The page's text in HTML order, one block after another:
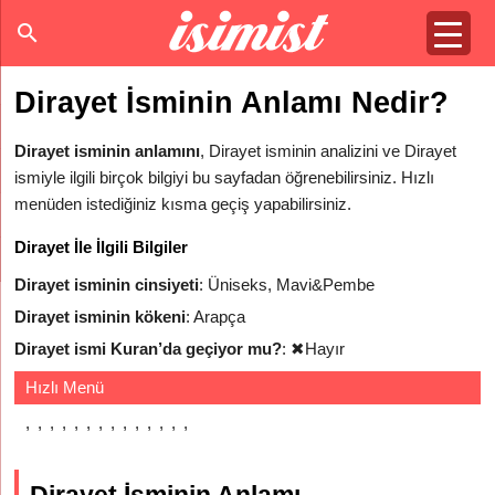
Dirayet İsminin Anlamı Nedir?
Dirayet isminin anlamını, Dirayet isminin analizini ve Dirayet
ismiyle ilgili birçok bilgiyi bu sayfadan öğrenebilirsiniz. Hızlı
menüden istediğiniz kısma geçiş yapabilirsiniz.
Dirayet İle İlgili Bilgiler
Dirayet isminin cinsiyeti: Üniseks, Mavi&Pembe
Dirayet isminin kökeni: Arapça
Dirayet ismi Kuran’da geçiyor mu?: ✖Hayır
Hızlı Menü